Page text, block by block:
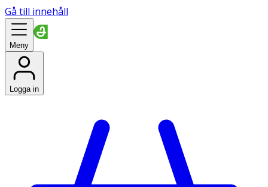
Gå till innehåll
Meny
Logga in